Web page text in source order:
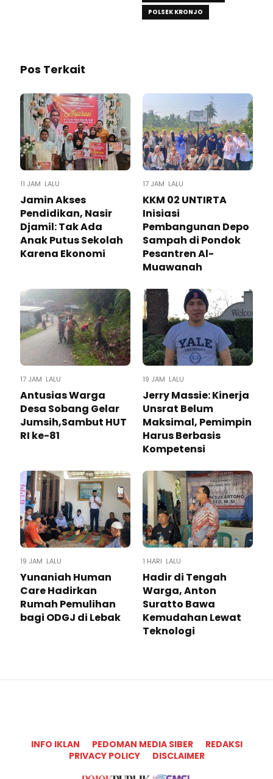
POLSEK KRONJO
Pos Terkait
11 JAM LALU
Jamin Akses
Pendidikan, Nasir
Djamil: Tak Ada
Anak Putus Sekolah
Karena Ekonomi
17 JAM LALU
KKM 02 UNTIRTA
Inisiasi
Pembangunan Depo
Sampah di Pondok
Pesantren Al-
Muawanah
17 JAM LALU
Antusias Warga
Desa Sobang Gelar
Jumsih,Sambut HUT
RI ke-81
19 JAM LALU
Jerry Massie: Kinerja
Unsrat Belum
Maksimal, Pemimpin
Harus Berbasis
Kompetensi
19 JAM LALU
Yunaniah Human
Care Hadirkan
Rumah Pemulihan
bagi ODGJ di Lebak
1 HARI LALU
Hadir di Tengah
Warga, Anton
Suratto Bawa
Kemudahan Lewat
Teknologi ​
INFO IKLAN PEDOMAN MEDIA SIBER
REDAKSI
PRIVACY POLICY
DISCLAIMER